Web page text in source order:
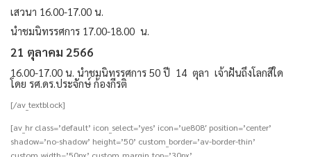
เสวนา 16.00-17.00 น.
นำชมนิทรรศการ 17.00-18.00 น.
21 ตุลาคม 2566
16.00-17.00 น. นำชมนิทรรศการ 50 ปี 14 ตุลา เจ้าฝันถึงโลกสีใด
โดย รศ.ดร.ประจักษ์ ก้องกีรติ
[/av_textblock]
[av_hr class=’default’ icon_select=’yes’ icon=’ue808′ position=’center’
shadow=’no-shadow’ height=’50’ custom_border=’av-border-thin’